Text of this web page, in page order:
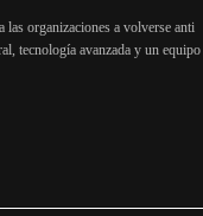
las organizaciones a volverse anti
tecnología avanzada y un equipo